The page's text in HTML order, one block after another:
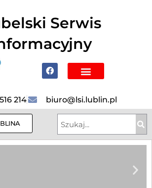
Serwis
214 biuro@lsi.lublin.pl